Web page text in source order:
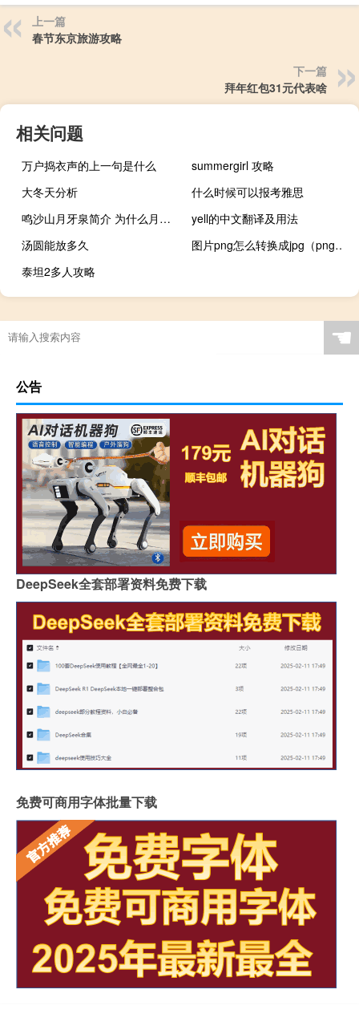
上一篇
春节东京旅游攻略
下一篇
拜年红包31元代表啥
相关问题
万户捣衣声的上一句是什么
summergirl 攻略
大冬天分析
什么时候可以报考雅思
鸣沙山月牙泉简介 为什么月牙泉不会干涸
yell的中文翻译及用法
汤圆能放多久
图片png怎么转换成jpg（png转jpg）
泰坦2多人攻略
☚
公告
DeepSeek全套部署资料免费下载
免费可商用字体批量下载